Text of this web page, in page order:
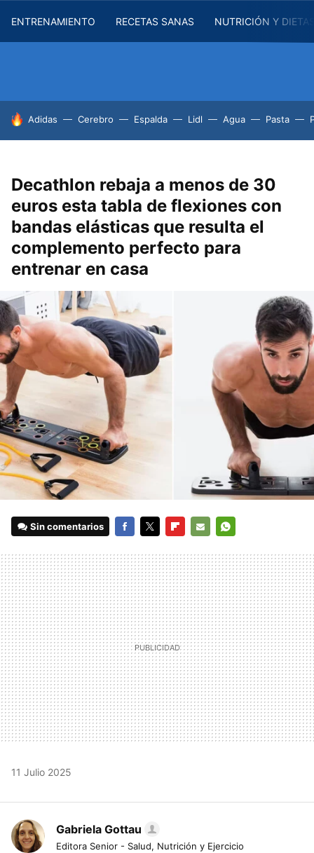
ENTRENAMIENTO RECETAS SANAS NUTRICIÓN Y
HOY SE HABLA DE
Adidas Cerebro Espalda Lidl Agua Pasta
Decathlon rebaja a menos de 30
euros esta tabla de flexiones con
bandas elásticas que resulta el
complemento perfecto para
entrenar en casa
Sin comentarios
MAIL
11 Julio 2025
Gabriela Gottau
Editora Senior - Salud, Nutrición y Ejercicio